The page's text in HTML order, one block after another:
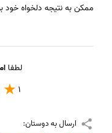
ممکن به نتیجه دلخواه خود
لطفا
1
ارسال به دوستان: